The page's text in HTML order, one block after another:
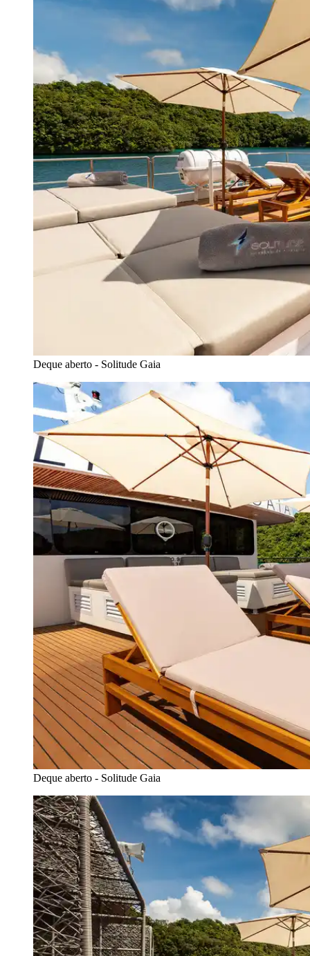
Deque aberto - Solitude Gaia
Deque aberto - Solitude Gaia